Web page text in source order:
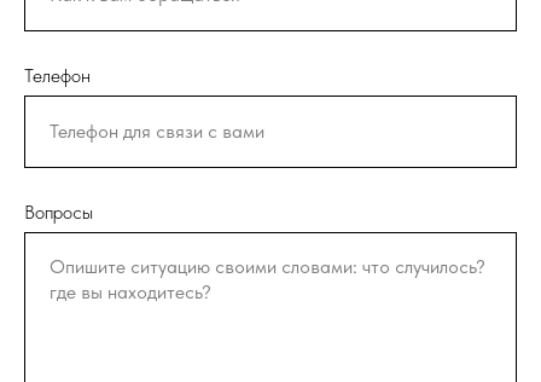
Телефон
Вопросы